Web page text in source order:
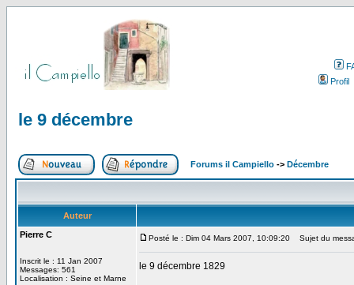
Profil
le 9 décembre
Forums il Campiello -> Décembre
Auteur
Pierre C
Inscrit le : 11 Jan 2007
Messages: 561
Localisation : Seine et Marne
Posté le : Dim 04 Mars 2007, 10:09:20 Sujet du
le 9 décembre 1829